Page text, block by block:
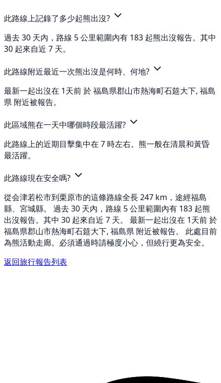
此路線上記錄了多少起熊出沒?
過去 30 天內，路線 5 公里範圍內有 183 起熊出沒報告。其中
30 起來自近 7 天。
此路線附近最近一次熊出沒是何時、何地?
最新一起出沒在 1天前 於 福島県郡山市熱海町石筵大下, 福島
県 附近被報告。
此區域熊在一天中哪個時段最活躍?
此路線上的近期目擊集中在 7 時左右。熊一般在清晨和黃昏
最活躍。
此路線現在安全嗎?
從会津若松市到栗原市的這條路線全長 247 km，途經福島
縣、宮城縣。 過去 30 天內，路線 5 公里範圍內有 183 起熊
出沒報告。其中 30 起來自近 7 天。 最新一起出沒在 1天前 於
福島県郡山市熱海町石筵大下, 福島県 附近被報告。 此處目前
為熊活動走廊。必須通過時請極度小心，但繞行更為安全。
返回旅行報告列表